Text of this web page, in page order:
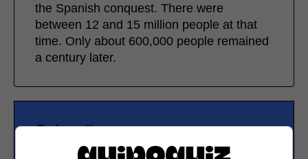
the Spanish conquest. There were
between 12 and 15 million people at that
time. Only about 600,000 people remained
a century later.
Subscribe to our
newsletter